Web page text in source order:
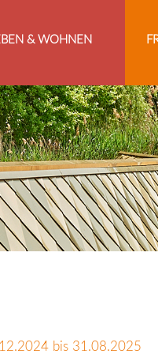
& WOHNEN
bis 31.08.2025